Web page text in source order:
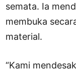
semata. Ia
membuka
material.
“Kami